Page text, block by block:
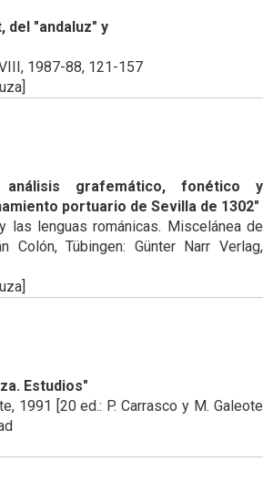
del "andaluz" y
1987-88, 121-157
grafemático, fonético y
portuario de Sevilla de 1302"
las lenguas románicas. Miscelánea de
Colón, Tübingen: Günter Narr Verlag,
Estudios"
1991 [20 ed.: P. Carrasco y M. Galeote